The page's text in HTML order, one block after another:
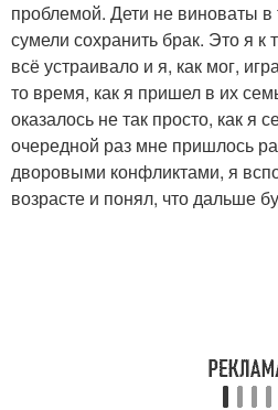
проблемой. Дети не виноваты в
сумели сохранить брак. Это я к
всё устраивало и я, как мог,
то время, как я пришел в их
оказалось не так просто, как я
очередной раз мне пришлось
дворовыми конфликтами, я
возрасте и понял, что дальше